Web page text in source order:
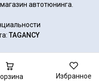
автотюнинга.
TAGANCY
Избранное